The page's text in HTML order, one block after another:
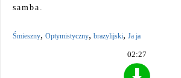
samba.
Śmieszny, Optymistyczny, brazylijski, Ja ja
02:27